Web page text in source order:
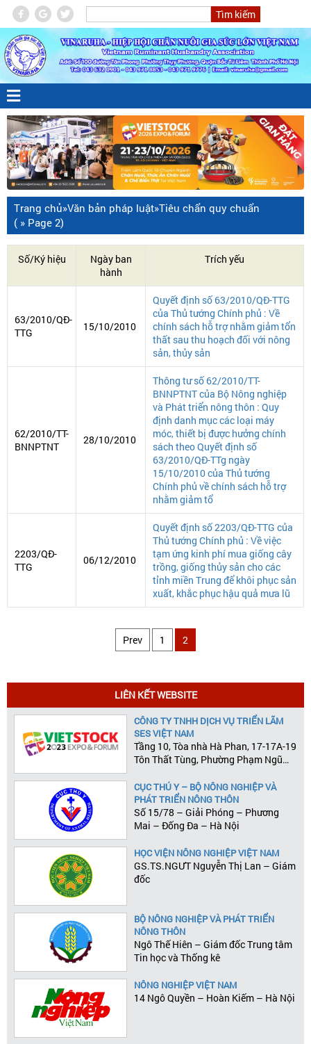
Trang chủ»Văn bản pháp luật»Tiêu chẩn quy chuẩn
( » Page 2)
Số/Ký hiệu
Ngày ban
hành
Trích yếu
63/2010/QĐ-
TTG
15/10/2010
Quyết định số 63/2010/QĐ-TTG
của Thủ tướng Chính phủ : Về
chính sách hỗ trợ nhằm giảm tổn
thất sau thu hoạch đối với nông
sản, thủy sản
62/2010/TT-
BNNPTNT
28/10/2010
Thông tư số 62/2010/TT-
BNNPTNT của Bộ Nông nghiệp
và Phát triển nông thôn : Quy
định danh mục các loại máy
móc, thiết bị được hưởng chính
sách theo Quyết định số
63/2010/QĐ-TTg ngày
15/10/2010 của Thủ tướng
Chính phủ về chính sách hỗ trợ
nhằm giảm tổ
2203/QĐ-
TTG
06/12/2010
Quyết định số 2203/QĐ-TTG của
Thủ tướng Chính phủ : Về việc
tạm ứng kinh phí mua giống cây
trồng, giống thủy sản cho các
tỉnh miền Trung để khôi phục sản
xuất, khắc phục hậu quả mưa lũ
Prev 1 2
LIÊN KẾT WEBSITE
CÔNG TY TNHH DỊCH VỤ TRIỂN LÃM
SES VIỆT NAM
Tầng 10, Tòa nhà Hà Phan, 17-17A-19
Tôn Thất Tùng, Phường Phạm Ngũ
CỤC THÚ Y – BỘ NÔNG NGHIỆP VÀ
PHÁT TRIỂN NÔNG THÔN
Số 15/78 – Giải Phóng – Phương
Mai – Đống Đa – Hà Nội
HỌC VIỆN NÔNG NGHIỆP VIỆT NAM
GS.TS.NGƯT Nguyễn Thị Lan – Giám
đốc
BỘ NÔNG NGHIỆP VÀ PHÁT TRIỂN
NÔNG THÔN
Ngô Thế Hiên – Giám đốc Trung tâm
Tin học và Thống kê
NÔNG NGHIỆP VIỆT NAM
14 Ngô Quyền – Hoàn Kiếm – Hà Nội